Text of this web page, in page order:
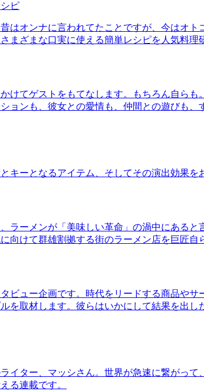
ピ
はオンナに言われてたことですが、今はオ
まざまな口実に使える簡単レシピを人気料理
けてゲストをもてなします。もちろん自ら
ョンも、彼女との愛情も、仲間との遊びも
キーとなるアイテム、そしてその演出効果を
ラーメンが「美味しい革命」の渦中にある
向けて群雄割拠する街のラーメン店を巨匠自
ビュー企画です。時代をリードする商品や
を取材します。彼らはいかにして結果を出
イター、マッシさん。世界が急速に繋がっ
る連載です。